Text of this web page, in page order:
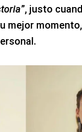
”, justo
mejor